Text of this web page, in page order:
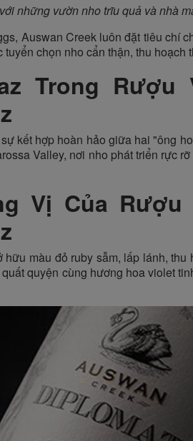
những vườn nho trĩu quả và nhà
Auswan Creek luôn đặt tiêu chí
chọn nho cẩn thận, thu
Trong Rượu
kết hợp hoàn hảo giữa hai "ông
Valley, nơi nho phát triển rực
Vị Của Rượu
màu đỏ ruby sẫm, lấp lánh,
quyện cùng hương hoa violet